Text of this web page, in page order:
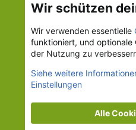
Wir schützen
Wir verwenden essentielle
funktioniert, und optionale
der Nutzung zu
Siehe weitere
Einstellungen
Alle